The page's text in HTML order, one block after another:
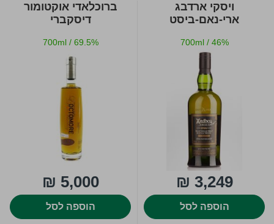
ויסקי ארדבג
ארי-נאם-ביסט
700ml / 46%
3,249 ₪
הוספה לסל
ברוכלאדי אוקטומור
דיסקברי
700ml / 69.5%
5,000 ₪
הוספה לסל